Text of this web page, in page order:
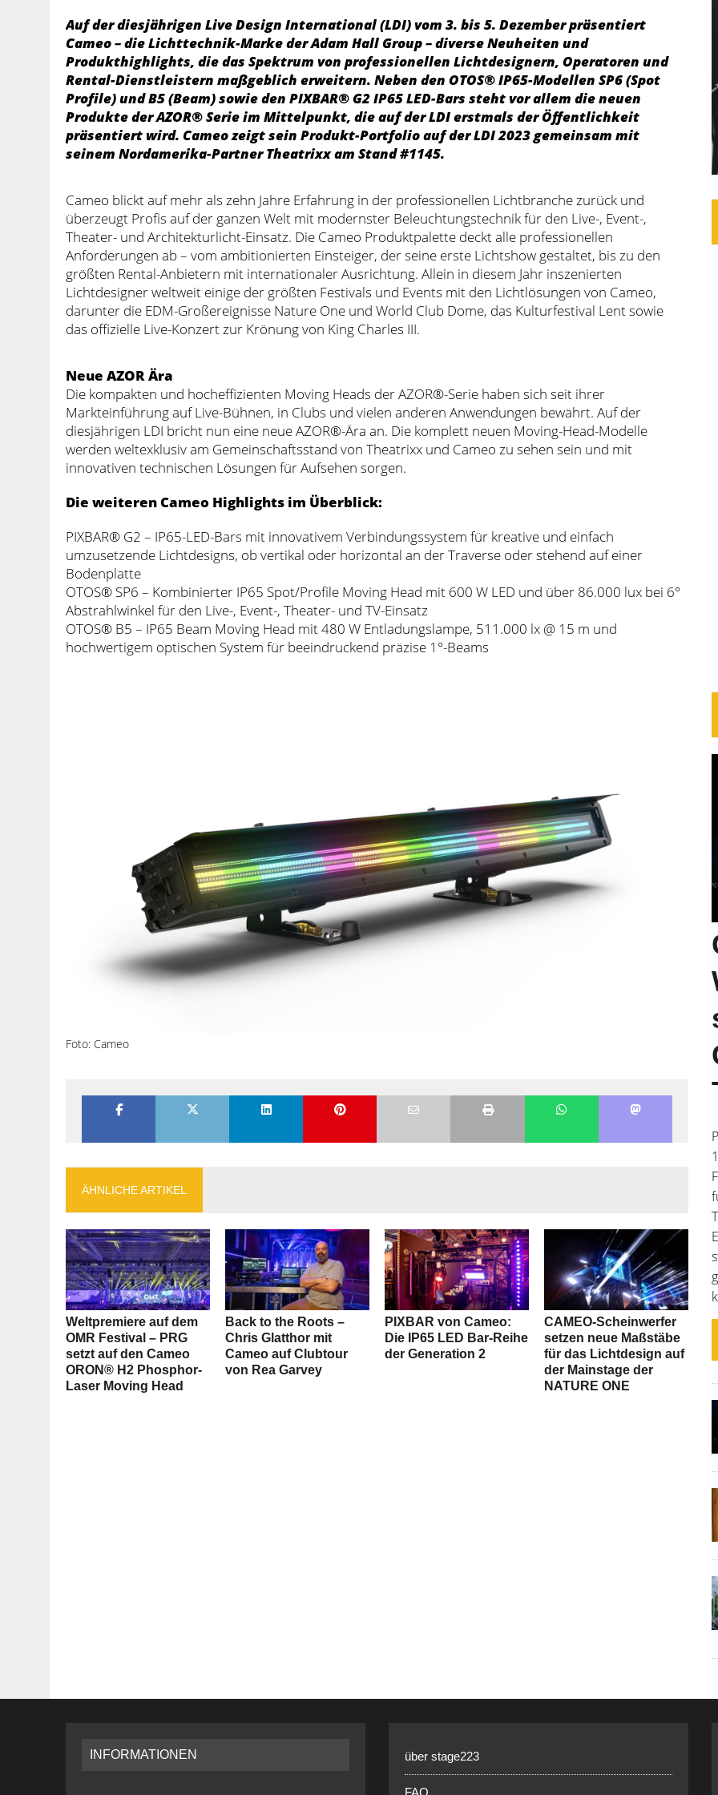
Auf der diesjährigen Live Design International (LDI) vom 3. bis 5. Dezember präsentiert
Cameo – die Lichttechnik-Marke der Adam Hall Group – diverse Neuheiten und
Produkthighlights, die das Spektrum von professionellen Lichtdesignern, Operatoren und
Rental-Dienstleistern maßgeblich erweitern. Neben den OTOS® IP65-Modellen SP6 (Spot
Profile) und B5 (Beam) sowie den PIXBAR® G2 IP65 LED-Bars steht vor allem die neuen
Produkte der AZOR® Serie im Mittelpunkt, die auf der LDI erstmals der Öffentlichkeit
präsentiert wird. Cameo zeigt sein Produkt-Portfolio auf der LDI 2023 gemeinsam mit
seinem Nordamerika-Partner Theatrixx am Stand #1145.
Cameo blickt auf mehr als zehn Jahre Erfahrung in der professionellen Lichtbranche zurück und
überzeugt Profis auf der ganzen Welt mit modernster Beleuchtungstechnik für den Live-, Event-,
Theater- und Architekturlicht-Einsatz. Die Cameo Produktpalette deckt alle professionellen
Anforderungen ab – vom ambitionierten Einsteiger, der seine erste Lichtshow gestaltet, bis zu den
größten Rental-Anbietern mit internationaler Ausrichtung. Allein in diesem Jahr inszenierten
Lichtdesigner weltweit einige der größten Festivals und Events mit den Lichtlösungen von Cameo,
darunter die EDM-Großereignisse Nature One und World Club Dome, das Kulturfestival Lent sowie
das offizielle Live-Konzert zur Krönung von King Charles III.
Neue AZOR Ära
Die kompakten und hocheffizienten Moving Heads der AZOR®-Serie haben sich seit ihrer
Markteinführung auf Live-Bühnen, in Clubs und vielen anderen Anwendungen bewährt. Auf der
diesjährigen LDI bricht nun eine neue AZOR®-Ära an. Die komplett neuen Moving-Head-Modelle
werden weltexklusiv am Gemeinschaftsstand von Theatrixx und Cameo zu sehen sein und mit
innovativen technischen Lösungen für Aufsehen sorgen.
Die weiteren Cameo Highlights im Überblick:
PIXBAR® G2 – IP65-LED-Bars mit innovativem Verbindungssystem für kreative und einfach
umzusetzende Lichtdesigns, ob vertikal oder horizontal an der Traverse oder stehend auf einer
Bodenplatte
OTOS® SP6 – Kombinierter IP65 Spot/Profile Moving Head mit 600 W LED und über 86.000 lux bei 6°
Abstrahlwinkel für den Live-, Event-, Theater- und TV-Einsatz
OTOS® B5 – IP65 Beam Moving Head mit 480 W Entladungslampe, 511.000 lx @ 15 m und
hochwertigem optischen System für beeindruckend präzise 1°-Beams
Foto: Cameo
ÄHNLICHE ARTIKEL
Weltpremiere auf dem
OMR Festival – PRG
setzt auf den Cameo
ORON® H2 Phosphor-
Laser Moving Head
Back to the Roots –
Chris Glatthor mit
Cameo auf Clubtour
von Rea Garvey
PIXBAR von Cameo:
Die IP65 LED Bar-Reihe
der Generation 2
CAMEO-Scheinwerfer
setzen neue Maßstäbe
für das Lichtdesign auf
der Mainstage der
NATURE ONE
INFORMATIONEN über stage223